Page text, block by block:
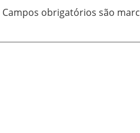
Campos obrigatórios são